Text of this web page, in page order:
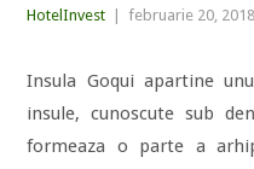
HotelInvest februarie 20, 2018
Insula Goqui apartine
insule, cunoscute sub
formeaza o parte a